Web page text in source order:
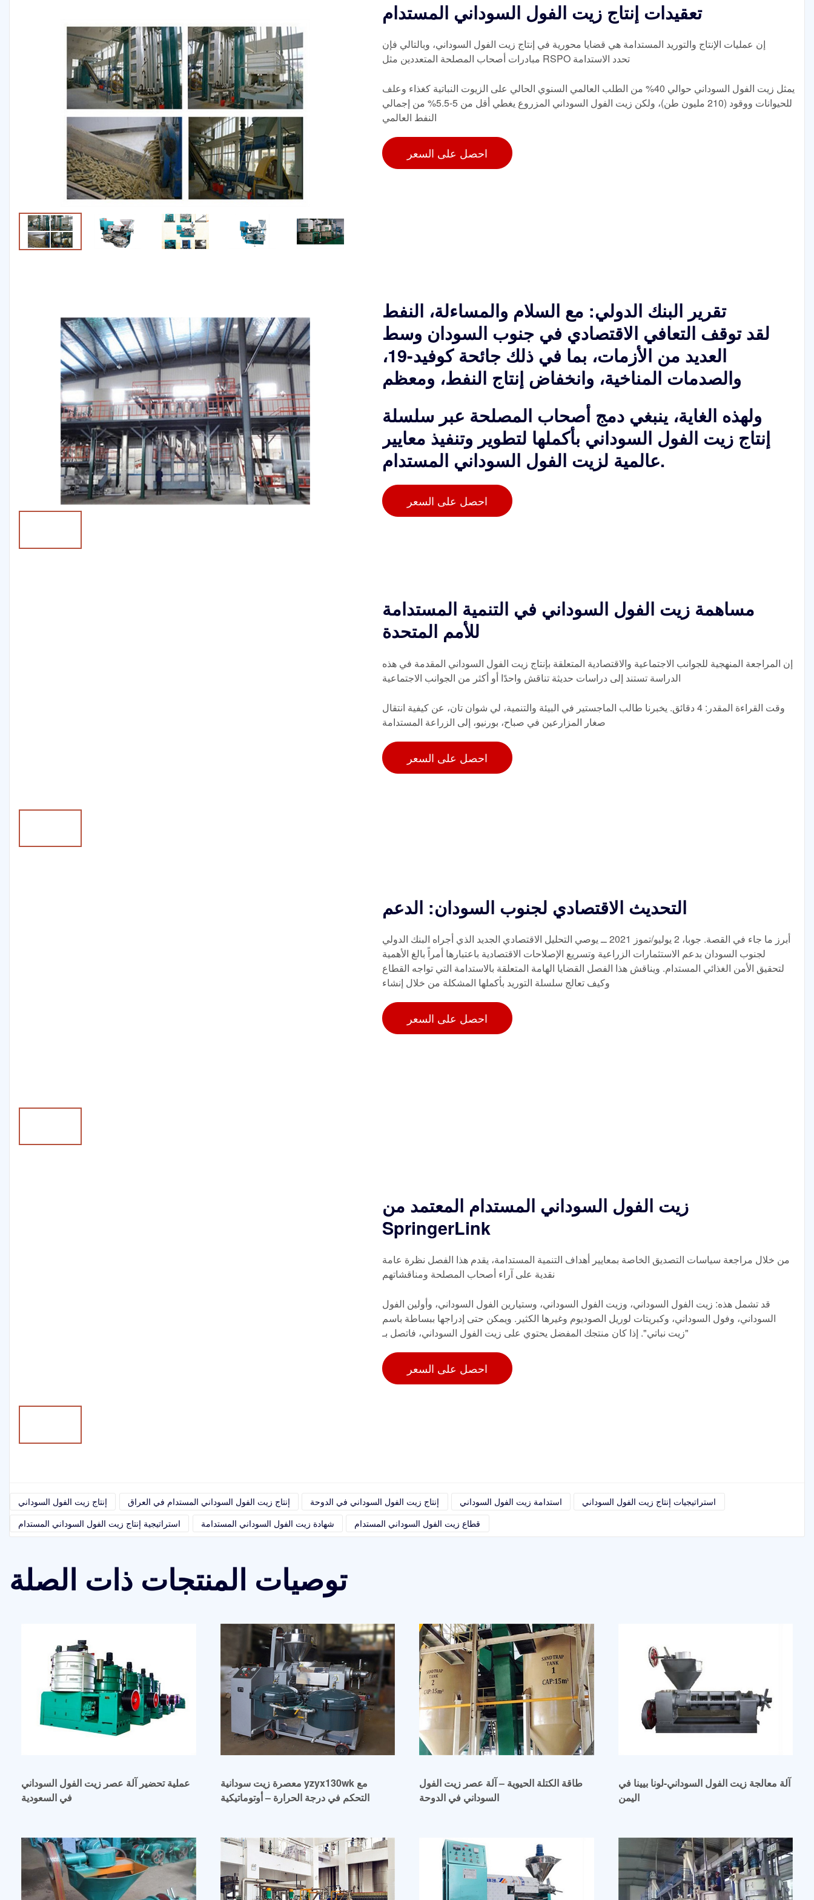
تعقيدات إنتاج زيت الفول السوداني المستدام
إن عمليات الإنتاج والتوريد المستدامة هي قضايا محورية في إنتاج زيت الفول السوداني، وبالتالي فإن
مبادرات أصحاب المصلحة المتعددين مثل RSPO تحدد الاستدامة
يمثل زيت الفول السوداني حوالي 40% من الطلب العالمي السنوي الحالي على الزيوت النباتية كغذاء وعلف
للحيوانات ووقود (210 مليون طن)، ولكن زيت الفول السوداني المزروع يغطي أقل من 5-5.5% من إجمالي
النفط العالمي
احصل على السعر
تقرير البنك الدولي: مع السلام والمساءلة، النفط
لقد توقف التعافي الاقتصادي في جنوب السودان وسط
العديد من الأزمات، بما في ذلك جائحة كوفيد-19،
والصدمات المناخية، وانخفاض إنتاج النفط، ومعظم
ولهذه الغاية، ينبغي دمج أصحاب المصلحة عبر سلسلة
إنتاج زيت الفول السوداني بأكملها لتطوير وتنفيذ معايير
عالمية لزيت الفول السوداني المستدام.
احصل على السعر
مساهمة زيت الفول السوداني في التنمية المستدامة
للأمم المتحدة
إن المراجعة المنهجية للجوانب الاجتماعية والاقتصادية المتعلقة بإنتاج زيت الفول السوداني المقدمة في هذه
الدراسة تستند إلى دراسات حديثة تناقش واحدًا أو أكثر من الجوانب الاجتماعية
وقت القراءة المقدر: 4 دقائق. يخبرنا طالب الماجستير في البيئة والتنمية، لي شوان تان، عن كيفية انتقال
صغار المزارعين في صباح، بورنيو، إلى الزراعة المستدامة
احصل على السعر
التحديث الاقتصادي لجنوب السودان: الدعم
أبرز ما جاء في القصة. جوبا، 2 يوليو/تموز 2021 ــ يوصي التحليل الاقتصادي الجديد الذي أجراه البنك الدولي
لجنوب السودان بدعم الاستثمارات الزراعية وتسريع الإصلاحات الاقتصادية باعتبارها أمراً بالغ الأهمية
لتحقيق الأمن الغذائي المستدام. ويناقش هذا الفصل القضايا الهامة المتعلقة بالاستدامة التي تواجه القطاع
وكيف تعالج سلسلة التوريد بأكملها المشكلة من خلال إنشاء
احصل على السعر
زيت الفول السوداني المستدام المعتمد من
SpringerLink
من خلال مراجعة سياسات التصديق الخاصة بمعايير أهداف التنمية المستدامة، يقدم هذا الفصل نظرة عامة
نقدية على آراء أصحاب المصلحة ومناقشاتهم
قد تشمل هذه: زيت الفول السوداني، وزيت الفول السوداني، وستيارين الفول السوداني، وأولين الفول
السوداني، وفول السوداني، وكبريتات لوريل الصوديوم وغيرها الكثير. ويمكن حتى إدراجها ببساطة باسم
"زيت نباتي". إذا كان منتجك المفضل يحتوي على زيت الفول السوداني، فاتصل بـ
احصل على السعر
إنتاج زيت الفول السوداني إنتاج زيت الفول السوداني المستدام في العراق إنتاج زيت الفول السوداني في الدوحة استدامة زيت الفول السوداني
استراتيجيات إنتاج زيت الفول السوداني
استراتيجية إنتاج زيت الفول السوداني المستدام
شهادة زيت الفول السوداني المستدامة قطاع زيت الفول السوداني المستدام
توصيات المنتجات ذات الصلة
عملية تحضير آلة عصر زيت الفول السوداني
في السعودية
معصرة زيت سودانية yzyx130wk مع
التحكم في درجة الحرارة – أوتوماتيكية
طاقة الكتلة الحيوية – آلة عصر زيت الفول
السوداني في الدوحة
آلة معالجة زيت الفول السوداني-لونا بيينا في
اليمن